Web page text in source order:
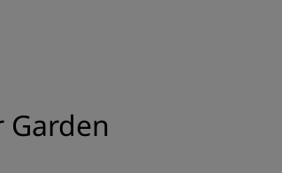
Garden